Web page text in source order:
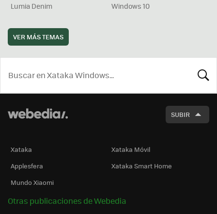
Lumia Denim
Windows 10
VER MÁS TEMAS
SUBIR
Xataka
Xataka Móvil
Applesfera
Xataka Smart Home
Mundo Xiaomi
Otras publicaciones de Webedia